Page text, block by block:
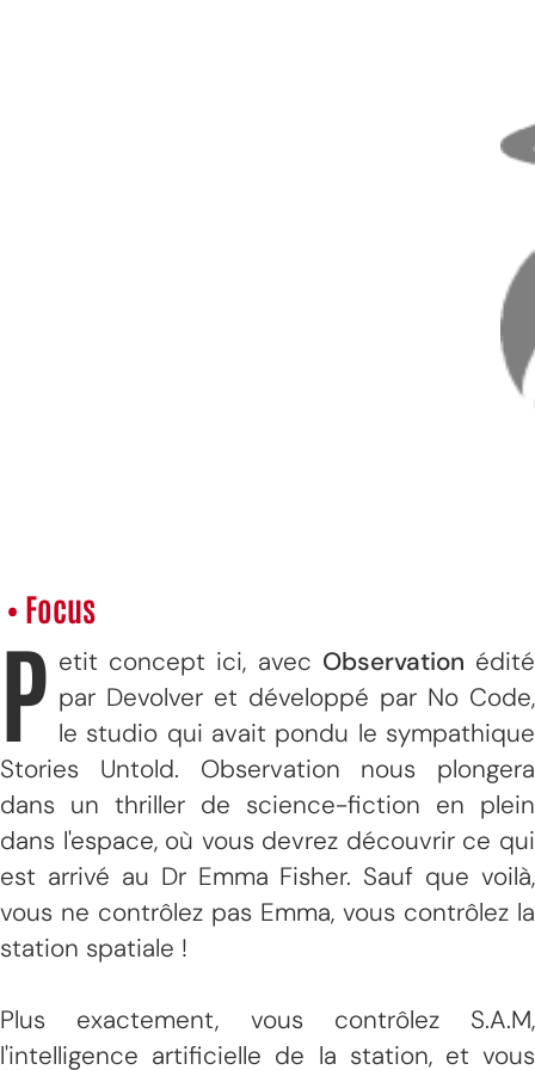
• Focus
P etit concept ici, avec Observation édité
par Devolver et développé par No Code,
le studio qui avait pondu le sympathique
Stories Untold. Observation nous plongera
dans un thriller de science-fiction en plein
dans l'espace, où vous devrez découvrir ce qui
est arrivé au Dr Emma Fisher. Sauf que voilà,
vous ne contrôlez pas Emma, vous contrôlez la
station spatiale !
Plus exactement, vous contrôlez S.A.M,
l'intelligence artificielle de la station, et vous